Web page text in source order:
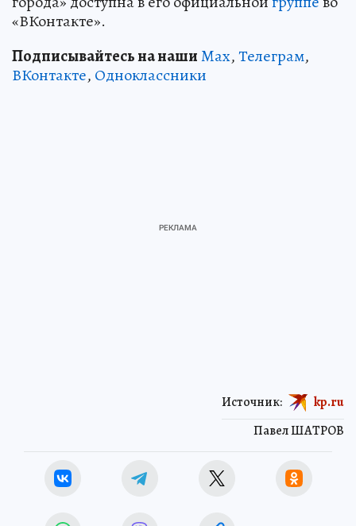
«ВКонтакте».
Подписывайтесь на нашиMax,Телеграм,
ВКонтакте, Одноклассники
Павел ШАТРОВ
Источник: kp.ru